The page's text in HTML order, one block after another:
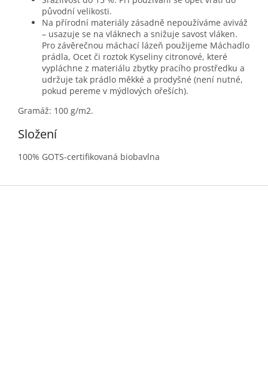
původní velikosti.
Na přírodní materiály zásadně nepoužíváme aviváž
– usazuje se na vláknech a snižuje savost vláken.
Pro závěrečnou máchací lázeň použijeme Máchadlo
prádla, Ocet či roztok Kyseliny citronové, které
vypláchne z materiálu zbytky pracího prostředku a
udržuje tak prádlo měkké a prodyšné (není nutné,
pokud pereme v mýdlových ořeších).
Gramáž: 100 g/m2.
Složení
100% GOTS-certifikovaná biobavlna
Z